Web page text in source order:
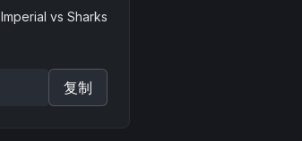
Imperial vs Sharks
复制